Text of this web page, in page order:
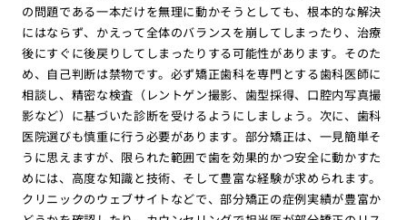
の問題である一本だけを無理に動かそうとしても、根本的な解決
にはならず、かえって全体のバランスを崩してしまったり、治療
後にすぐに後戻りしてしまったりする可能性があります。そのた
め、自己判断は禁物です。必ず矯正歯科を専門とする歯科医師に
相談し、精密な検査（レントゲン撮影、歯型採得、口腔内写真撮
影など）に基づいた診断を受けるようにしましょう。次に、歯科
医院選びも慎重に行う必要があります。部分矯正は、一見簡単そ
うに思えますが、限られた範囲で歯を効果的かつ安全に動かすた
めには、高度な知識と技術、そして豊富な経験が求められます。
クリニックのウェブサイトなどで、部分矯正の症例実績が豊富か